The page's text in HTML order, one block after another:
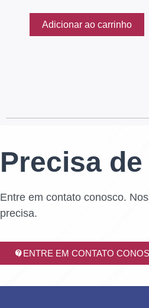
Adicionar ao carrinho
Precisa
Entre em contato conosco.
precisa.
ENTRE EM CONTATO